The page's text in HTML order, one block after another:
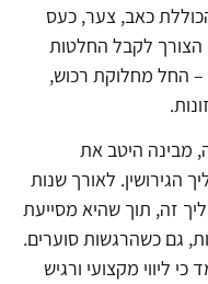
כאב, צער, כעס
הצורך לקבל החלטות
– החל מחלוקת רכוש,
מבינה היטב את
הגירושין. לאורך שנות
זה, תוך שהיא מסייעת
גם כשהרגשות סוערים.
ליווי מקצועי ורגיש